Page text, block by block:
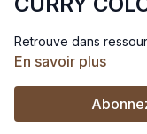
Retrouve dans
En savoir plus